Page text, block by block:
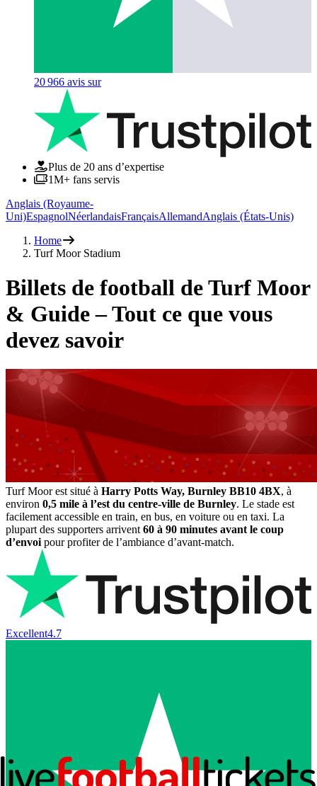
20 966 avis sur
Plus de 20 ans d’expertise
1M+ fans servis
Anglais (Royaume-
Uni)EspagnolNéerlandaisFrançaisAllemandAnglais (États-Unis)
Home
Turf Moor Stadium
Billets de football de Turf Moor
& Guide – Tout ce que vous
devez savoir
Turf Moor est situé à Harry Potts Way, Burnley BB10 4BX, à
environ 0,5 mile à l’est du centre-ville de Burnley. Le stade est
facilement accessible en train, en bus, en voiture ou en taxi. La
plupart des supporters arrivent 60 à 90 minutes avant le coup
d’envoi pour profiter de l’ambiance d’avant-match.
Excellent4.7